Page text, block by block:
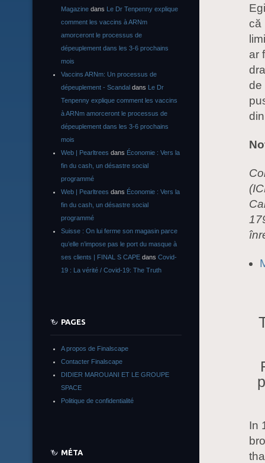
că
ar
de
In
Magazine dans Le Dr Tenpenny explique
comment les vaccins à ARNm
amorceront le processus de
dépeuplement dans les 3-6 prochains
mois
Vaccins ARNm: Un processus de
dépeuplement - Scandal dans Le Dr
Tenpenny explique comment les vaccins
à ARNm amorceront le processus de
dépeuplement dans les 3-6 prochains
mois
Web | Pearltrees dans Économie : Vers la
fin du cash, un désastre social
programmé
Web | Pearltrees dans Économie : Vers la
fin du cash, un désastre social
programmé
Suisse : On lui ferme son magasin parce
qu’elle n’impose pas le port du masque à
ses clients | FINAL S CAPE dans Covid-
19 : La vérité / Covid-19: The Truth
PAGES
A propos de Finalscape
Contacter Finalscape
DIDIER MAROUANI ET LE GROUPE
SPACE
Politique de confidentialité
MÉTA